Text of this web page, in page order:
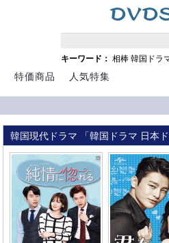
キーワード： 相棒 韓国ドラ
特価商品 人気特集
韓国現代ドラマ 「韓国ドラマ 日本